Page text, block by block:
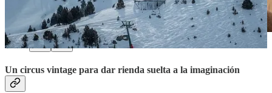
Un circus vintage para dar rienda suelta a la imaginación